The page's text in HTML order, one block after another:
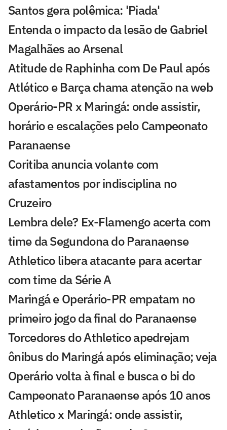
Santos gera polêmica: 'Piada'
Entenda o impacto da lesão de Gabriel
Magalhães ao Arsenal
Atitude de Raphinha com De Paul após
Atlético e Barça chama atenção na web
Operário-PR x Maringá: onde assistir,
horário e escalações pelo Campeonato
Paranaense
Coritiba anuncia volante com
afastamentos por indisciplina no
Cruzeiro
Lembra dele? Ex-Flamengo acerta com
time da Segundona do Paranaense
Athletico libera atacante para acertar
com time da Série A
Maringá e Operário-PR empatam no
primeiro jogo da final do Paranaense
Torcedores do Athletico apedrejam
ônibus do Maringá após eliminação; veja
Operário volta à final e busca o bi do
Campeonato Paranaense após 10 anos
Athletico x Maringá: onde assistir,